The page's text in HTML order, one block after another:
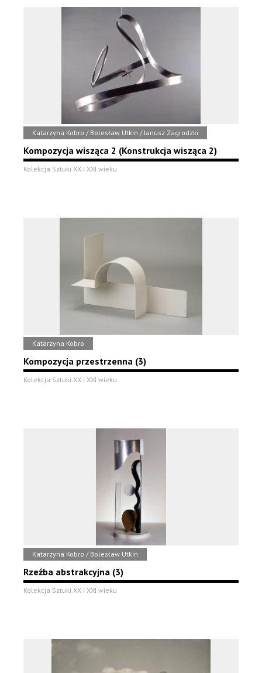
Katarzyna Kobro / Bolesław Utkin / Janusz Zagrodzki
Kompozycja wisząca 2 (Konstrukcja wisząca 2)
Kolekcja Sztuki XX i XXI wieku
Katarzyna Kobro
Kompozycja przestrzenna (3)
Kolekcja Sztuki XX i XXI wieku
Katarzyna Kobro / Bolesław Utkin
Rzeźba abstrakcyjna (3)
Kolekcja Sztuki XX i XXI wieku